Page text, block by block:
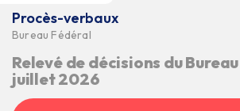
Procès-verbaux
Bureau Fédéral
Relevé de décisions du
juillet 2026